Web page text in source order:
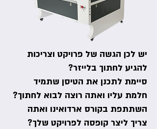
יש לכן הגשה של פרויקט וצריכות
להגיע לחתוך בלייזר?
סיימת לתכנן את הטיסן שתמיד
חלמת עליו ואתה רוצה לבוא לחתוך?
השתתפת בקורס ארדואינו ואתה
צריך ליצר קופסה לפרויקט שלך?